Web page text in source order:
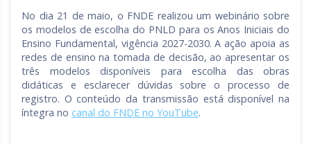
No dia 21 de maio, o FNDE realizou um webinário sobre
os modelos de escolha do PNLD para os Anos Iniciais do
Ensino Fundamental, vigência 2027-2030. A ação apoia as
redes de ensino na tomada de decisão, ao apresentar os
três modelos disponíveis para escolha das obras
didáticas e esclarecer dúvidas sobre o processo de
registro. O conteúdo da transmissão está disponível na
íntegra no canal do FNDE no YouTube.